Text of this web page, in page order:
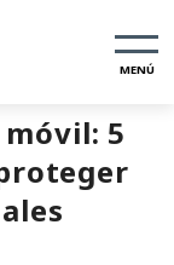
MENÚ
5